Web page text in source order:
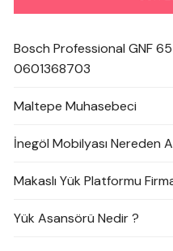
Bosch Professional GNF
0601368703
Maltepe Muhasebeci
İnegöl Mobilyası Nereden
Makaslı Yük Platformu
Yük Asansörü Nedir ?